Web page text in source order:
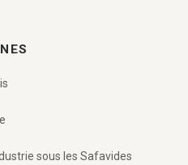
sous les Safavides